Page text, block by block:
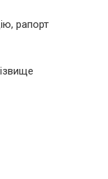
рапорт